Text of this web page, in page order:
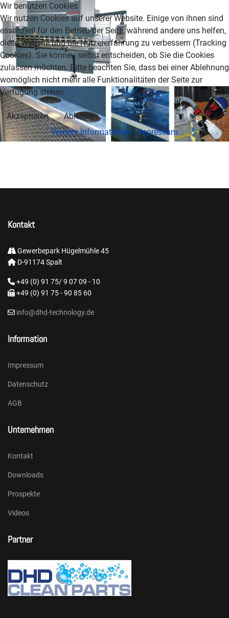
Kontakt
Gewerbepark Hügelmühle 45
D-91174 Spalt
+49 (0) 91 75/ 9 07 09 - 10
+49 (0) 91 75 - 90 85 60
info@dhd-technology.de
Information
Impressum
Datenschutz
AGB
Unternehmen
Kontakt
Downloads
Prospekte
Videos
Partner
Wir benutzen Cookies
Wir nutzen Cookies auf unserer Website. Einige von ihnen sind
essenziell für den Betrieb der Seite, während andere uns helfen,
diese Website und die Nutzererfahrung zu verbessern (Tracking
Cookies). Sie können selbst entscheiden, ob Sie die Cookies
zulassen möchten. Bitte beachten Sie, dass bei einer Ablehnung
womöglich nicht mehr alle Funktionalitäten der Seite zur
Verfügung stehen.
Akzeptieren
Ablehnen
Weitere Informationen | Impressum